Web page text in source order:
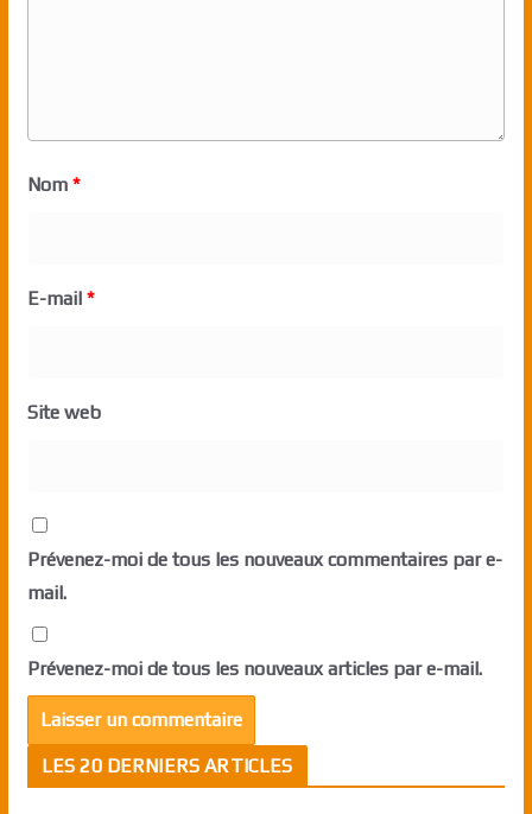
Nom *
E-mail *
Site web
Prévenez-moi de tous les nouveaux commentaires par e-
mail.
Prévenez-moi de tous les nouveaux articles par e-mail.
LES 20 DERNIERS ARTICLES